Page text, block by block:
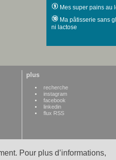
Pour plus d’informations,
Mes super pains au
Ma pâtisserie sans
ni lactose
plus
recherche
instagram
facebook
linkedin
flux RSS
WWW